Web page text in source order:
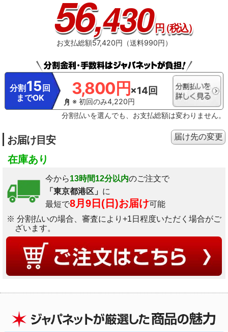
56,430円（税込）
お支払総額57,420円（送料990円）
分割 15 回
までOK
3,800円×14回
※ 初回のみ4,220円
分割払いを選んでも、お支払総額は変わりません。
お届け目安
在庫あり
今から13時間12分以内のご注文で
「東京都港区」 に
最短で8月9日(日)お届け可能
※ 分割払いの場合、審査により+1日程度いただく場合がご
ざいます。
届け先の変更